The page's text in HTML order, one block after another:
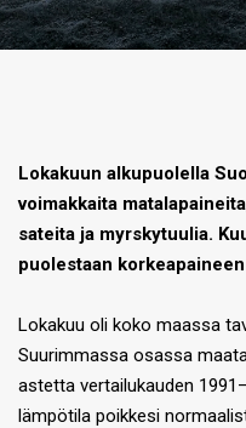
Lokakuun alkupuolella
voimakkaita
sateita ja myrskytuulia.
puolestaan
Lokakuu oli koko maassa
Suurimmassa osassa
astetta vertailukauden
lämpötila poikkesi